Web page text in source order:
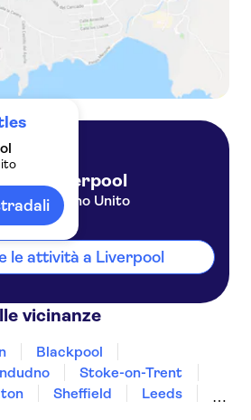
Liverpool
Regno Unito
le attività a Liverpool
vicinanze
Blackpool
Stoke-on-Trent
Sheffield
Leeds